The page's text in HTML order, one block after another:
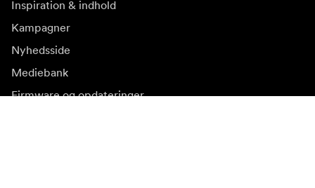
Inspiration & indhold
Kampagner
Nyhedsside
Mediebank
Firmware og opdateringer